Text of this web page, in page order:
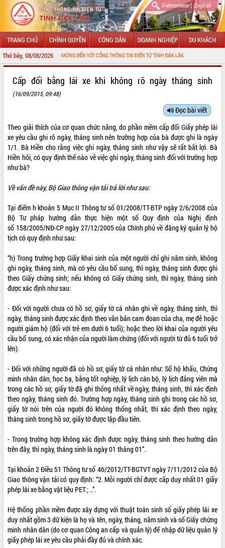
Vietnamese| English
TRANG CHỦ CHÍNH QUYỀN CÔNG DÂN DOANH NGHIỆP DU KHÁCH
Thứ bảy, 08/08/2026CHÀO MỪNG ĐẾN VỚI CỔNG THÔNG TIN ĐIỆN TỬ TỈNH ĐẮK LẮK
LÃNH ĐẠO UBND TỈNH
SỞ, BAN, NGÀNH
UBND CÁC XÃ, PHƯỜNG
VĂN BẢN HĐND TỈNH
ĐIỂM TIN VĂN BẢN
QUY HOẠCH - KẾ HOẠCH
QUẢNG CÁO
Cấp đổi bằng lái xe khi không rõ ngày tháng sinh
(16/09/2015, 09:48)
Đọc bài viết
Theo giải thích của cơ quan chức năng, do phần mềm cấp đổi Giấy phép lái
xe yêu cầu ghi rõ ngày, tháng sinh nên trường hợp của bà được ghi là ngày
1/1. Bà Hiền cho rằng việc ghi ngày, tháng sinh như vậy sẽ rất bất lợi. Bà
Hiền hỏi, có quy định thế nào về việc ghi ngày, tháng sinh đối với trường hợp
như bà?
Về vấn đề này, Bộ Giao thông vận tải trả lời như sau:
Tại điểm h khoản 5 Mục II Thông tư số 01/2008/TT-BTP ngày 2/6/2008 của
Bộ Tư pháp hướng dẫn thực hiện một số Quy định của Nghị định
số 158/2005/NĐ-CP ngày 27/12/2005 của Chính phủ về đăng ký quản lý hộ
tịch có quy định như sau:
“h) Trong trường hợp Giấy khai sinh của một người chỉ ghi năm sinh, không
ghi ngày, tháng sinh, mà có yêu cầu bổ sung, thì ngày, tháng sinh được ghi
theo Giấy chứng sinh; nếu không có Giấy chứng sinh, thì ngày, tháng sinh
được xác định như sau:
- Đối với người chưa có hồ sơ, giấy tờ cá nhân ghi về ngày, tháng sinh, thì
ngày, tháng sinh được xác định theo văn bản cam đoan của cha, mẹ đẻ hoặc
người giám hộ (đối với trẻ em dưới 6 tuổi); hoặc theo lời khai của người yêu
cầu bổ sung, có xác nhận của người làm chứng (đối với người từ đủ 6 tuổi trở
lên).
- Đối với những người đã có hồ sơ, giấy tờ cá nhân như: Sổ hộ khẩu, Chứng
minh nhân dân, học bạ, bằng tốt nghiệp, lý lịch cán bộ, lý lịch đảng viên mà
trong các hồ sơ, giấy tờ đã ghi thống nhất về ngày, tháng sinh, thì xác định
theo ngày, tháng sinh đó. Trường hợp ngày, tháng sinh ghi trong các hồ sơ,
giấy tờ nói trên của người đó không thống nhất, thì xác định theo ngày,
tháng sinh trong hồ sơ, giấy tờ được lập đầu tiên.
- Trong trường hợp không xác định được ngày, tháng sinh theo hướng dẫn
trên đây, thì ngày, tháng sinh là ngày 01 tháng 01”.
Tại khoản 2 Điều 51 Thông tư số 46/2012/TT-BGTVT ngày 7/11/2012 của Bộ
Giao thông vận tải có quy định: “2. Mỗi người chỉ được cấp duy nhất 01 giấy
phép lái xe bằng vật liệu PET.; ..”.
Hệ thống phần mềm được xây dựng với thuật toán sinh số giấy phép lái xe
duy nhất gồm 3 dữ kiện là họ và tên, ngày, tháng, năm sinh và số Giấy chứng
minh nhân dân (do cơ quan Công an cấp và quản lý) để nhập dữ liệu quản lý
giấy phép lái xe yêu cầu phải đầy đủ và chính xác.